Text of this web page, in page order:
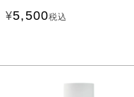
¥5,500税込